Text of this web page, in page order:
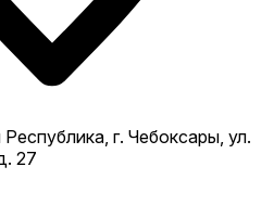
г. Чебоксары, ул.
27